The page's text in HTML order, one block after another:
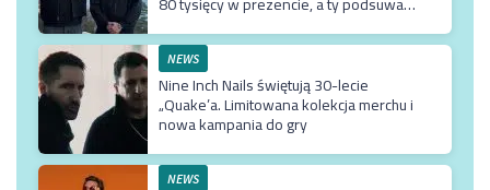
NEWS
Nine Inch Nails świętują 30-lecie
„Quake’a. Limitowana kolekcja merchu i
nowa kampania do gry
NEWS